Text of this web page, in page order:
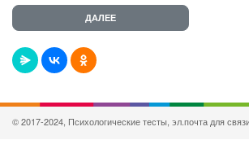
© 2017-2024, Психологические тесты, эл.почта для